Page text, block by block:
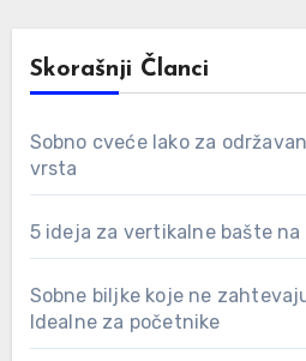
Skorašnji Članci
Sobno cveće lako za
vrsta
5 ideja za vertikalne bašte na
Sobne biljke koje ne
Idealne za početnike